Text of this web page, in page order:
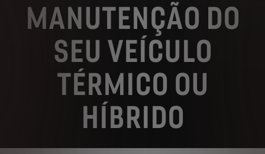
MANUTENÇÃO DO
SEU VEÍCULO
TÉRMICO OU
HÍBRIDO